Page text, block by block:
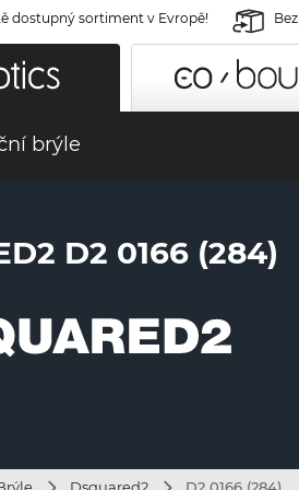
dostupný sortiment v Evropě!
brýle
D2 0166 (284)